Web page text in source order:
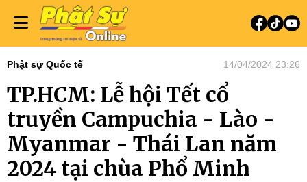
Phật sự Quốc tế 14/04/2024 23:26
TP.HCM: Lễ hội Tết cổ
truyền Campuchia - Lào -
Myanmar - Thái Lan năm
2024 tại chùa Phổ Minh